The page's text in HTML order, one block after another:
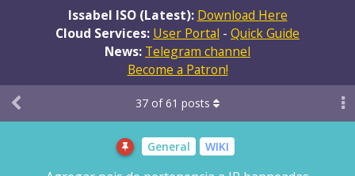
Issabel ISO (Latest): Download Here
Cloud Services: User Portal - Quick Guide
News: Telegram channel
Become a Patron!
General WIKI
37 of61 posts